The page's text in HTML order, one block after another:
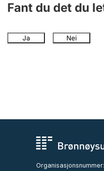
Fant du det du
Ja Nei
Organisasjonsnummer: